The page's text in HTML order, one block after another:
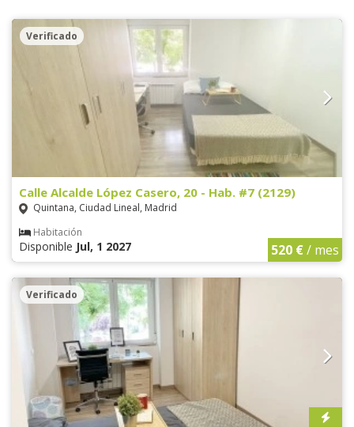
Verificado
Calle Alcalde López Casero, 20 - Hab. #7 (2129)
Quintana, Ciudad Lineal, Madrid
Habitación
Disponible Jul, 1 2027 520 €/ mes
Verificado